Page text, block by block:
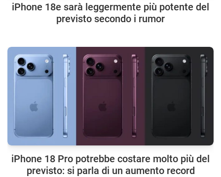
iPhone 18e sarà leggermente più potente del
previsto secondo i rumor
iPhone 18 Pro potrebbe costare molto più del
previsto: si parla di un aumento record